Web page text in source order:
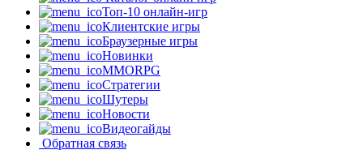
Топ-10 онлайн-игр
Клиентские игры
Браузерные игры
Новинки
MMORPG
Стратегии
Шутеры
Новости
Видеогайды
Обратная связь